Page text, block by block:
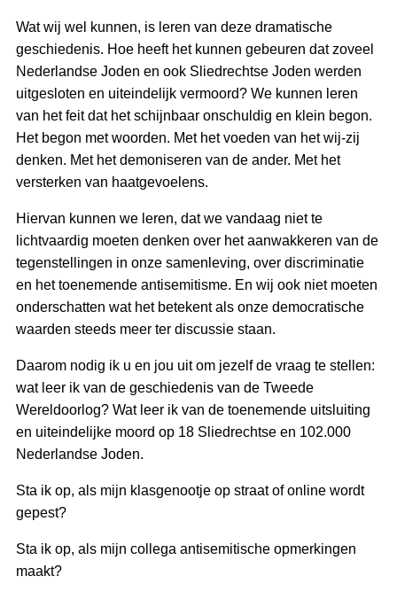
Wat wij wel kunnen, is leren van deze dramatische
geschiedenis. Hoe heeft het kunnen gebeuren dat zoveel
Nederlandse Joden en ook Sliedrechtse Joden werden
uitgesloten en uiteindelijk vermoord? We kunnen leren
van het feit dat het schijnbaar onschuldig en klein begon.
Het begon met woorden. Met het voeden van het wij-zij
denken. Met het demoniseren van de ander. Met het
versterken van haatgevoelens.
Hiervan kunnen we leren, dat we vandaag niet te
lichtvaardig moeten denken over het aanwakkeren van de
tegenstellingen in onze samenleving, over discriminatie
en het toenemende antisemitisme. En wij ook niet moeten
onderschatten wat het betekent als onze democratische
waarden steeds meer ter discussie staan.
Daarom nodig ik u en jou uit om jezelf de vraag te stellen:
wat leer ik van de geschiedenis van de Tweede
Wereldoorlog? Wat leer ik van de toenemende uitsluiting
en uiteindelijke moord op 18 Sliedrechtse en 102.000
Nederlandse Joden.
Sta ik op, als mijn klasgenootje op straat of online wordt
gepest?
Sta ik op, als mijn collega antisemitische opmerkingen
maakt?